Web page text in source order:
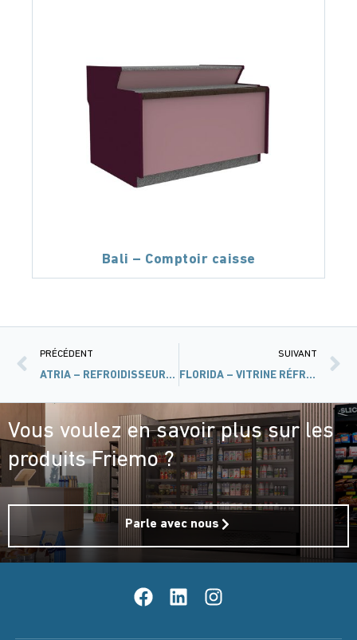
Bali – Comptoir caisse
PRÉCÉDENT
ATRIA – REFROIDISSEURS D’EAU
SUIVANT
FLORIDA – VITRINE RÉFRIGÉRÉE
Vous voulez en savoir plus sur les
produits Friemo ?
Parle avec nous